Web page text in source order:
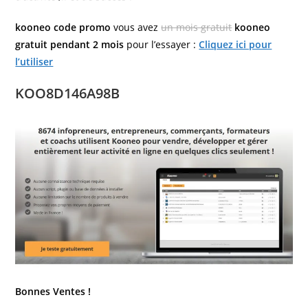
kooneo code promo vous avezun mois gratuit kooneo
gratuit pendant 2 mois pour l’essayer :Cliquez ici pour
l’utiliser
KOO8D146A98B
Bonnes Ventes !